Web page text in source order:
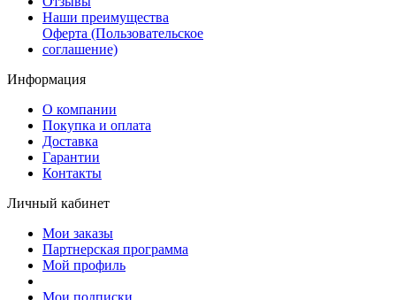
Наши преимущества
Оферта (Пользовательское
соглашение)
Информация
О компании
Покупка и оплата
Доставка
Гарантии
Контакты
Личный кабинет
Мои заказы
Партнерская программа
Мой профиль
Мои подписки